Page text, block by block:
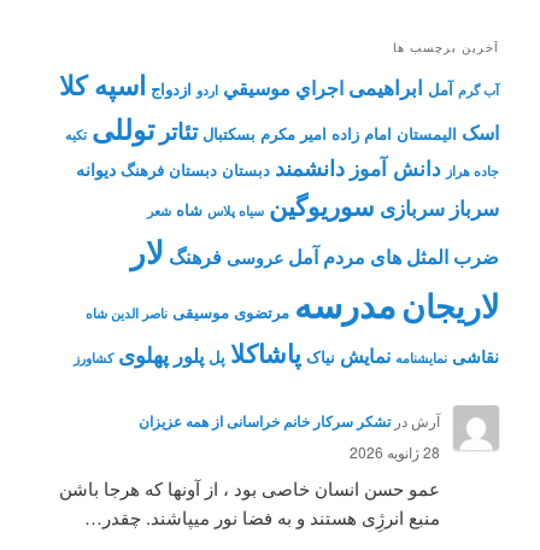
آخرین برچسب ها
آب گرم آمل ابراهیمی اجراي موسيقي اردو ازدواج اسپه کلا
اسک الیمستان امام زاده امیر مکرم بسکتبال تئاتر توللی تکیه
جاده هراز دانش آموز دانشمند دبستان دبستان فرهنگ دیوانه
سرباز سربازی سوریوگین سیاه پلاس شاه شعر
ضرب المثل های مردم آمل عروسی فرهنگ لار
لاریجانمدرسه مرتضوی موسیقی ناصر الدین شاه
نقاشی نمايشنامه نمایش نیاک پاشاکلا پل پلور پهلوی کشاورز
آرش درتشکر سرکار خانم خراسانی از همه عزیزان
28 ژانویه 2026
عمو حسن انسان خاصی بود ، از آونها که هرجا باشن
منبع انرژِی هستند و به فضا نور میپاشند. چقدر…